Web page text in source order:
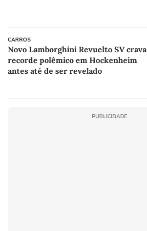
CARROS
Novo Lamborghini Revuelto SV crava
recorde polêmico em Hockenheim
antes até de ser revelado
PUBLICIDADE